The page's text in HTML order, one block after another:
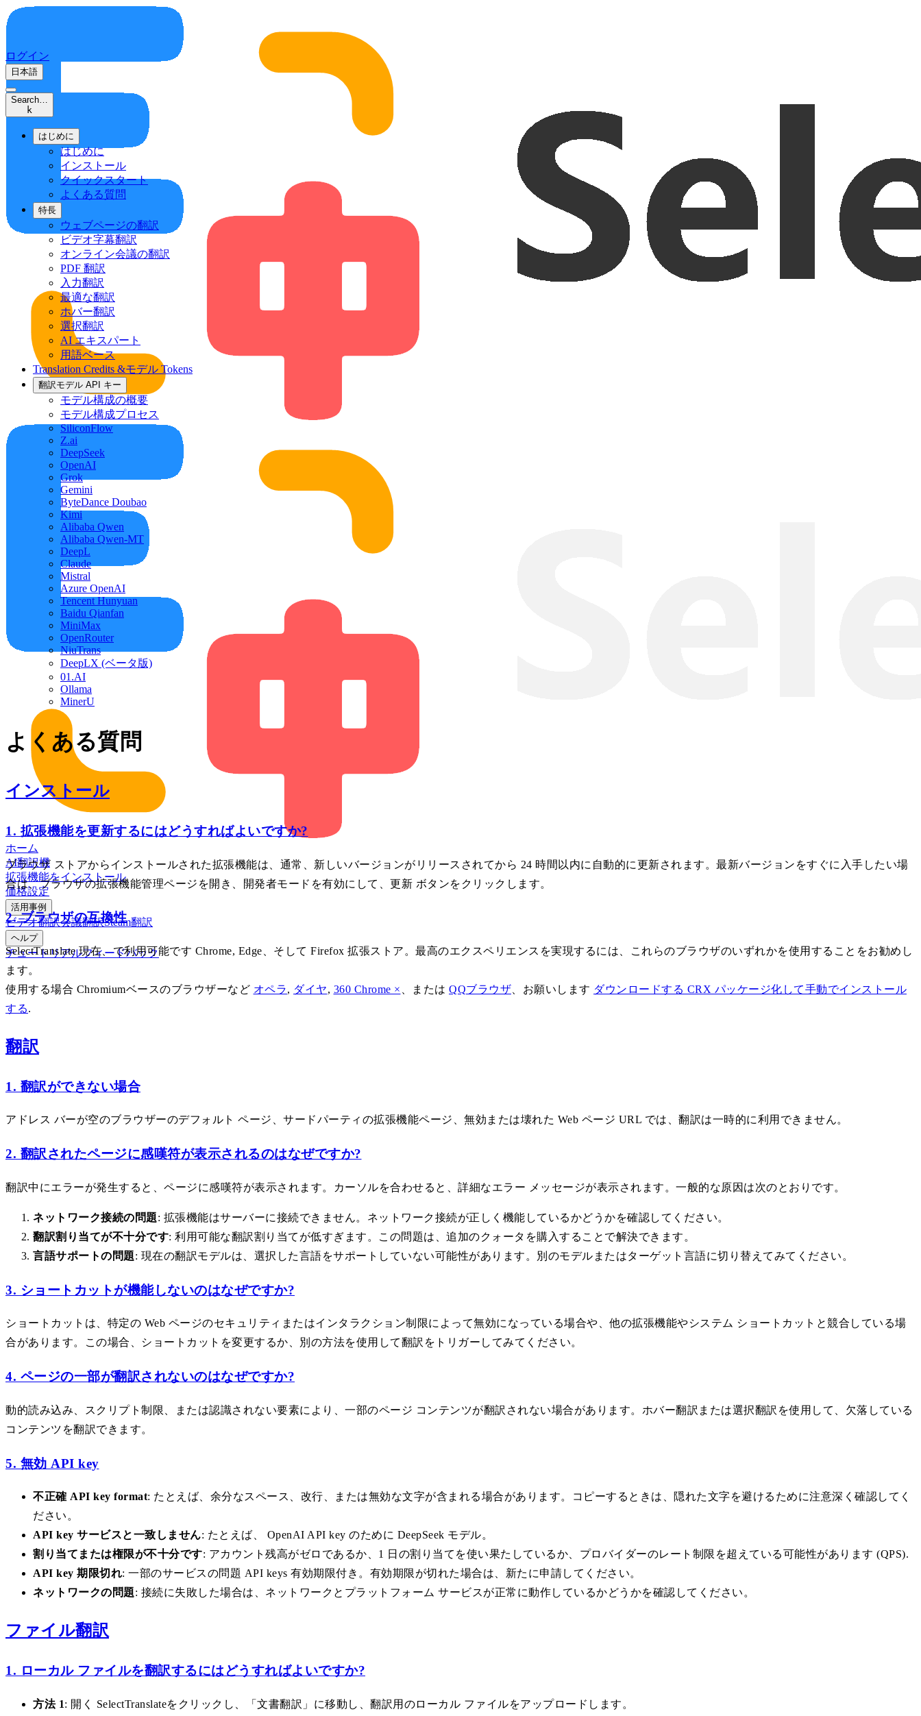
ホーム
AI翻訳機
拡張機能をインストール
価格設定
活用事例
ビデオ翻訳会議翻訳Steam翻訳
ヘルプ
チュートリアルフィードバック
ログイン
日本語
Search…
k
はじめに
はじめに
インストール
クイックスタート
よくある質問
特長
ウェブページの翻訳
ビデオ字幕翻訳
オンライン会議の翻訳
PDF 翻訳
入力翻訳
最適な翻訳
ホバー翻訳
選択翻訳
AI エキスパート
用語ベース
Translation Credits &モデル Tokens
翻訳モデル API キー
モデル構成の概要
モデル構成プロセス
SiliconFlow
Z.ai
DeepSeek
OpenAI
Grok
Gemini
ByteDance Doubao
Kimi
Alibaba Qwen
Alibaba Qwen-MT
DeepL
Claude
Mistral
Azure OpenAI
Tencent Hunyuan
Baidu Qianfan
MiniMax
OpenRouter
NiuTrans
DeepLX (ベータ版)
01.AI
Ollama
MinerU
よくある質問
インストール
1. 拡張機能を更新するにはどうすればよいですか?
ブラウザ ストアからインストールされた拡張機能は、通常、新しいバージョンがリリースされてから 24 時間以内に自動的に更新されます。最新バージョンをすぐに入手したい場
合は、ブラウザの拡張機能管理ページを開き、開発者モードを有効にして、 更新 ボタンをクリックします。
2. ブラウザの互換性
SelectTranslate 現在、で利用可能です Chrome, Edge、そして Firefox 拡張ストア。最高のエクスペリエンスを実現するには、これらのブラウザのいずれかを使用することをお勧めし
ます。
使用する場合 Chromiumベースのブラウザーなど オペラ, ダイヤ, 360 Chrome × 、または QQブラウザ 、お願いします ダウンロードする CRX パッケージ化して手動でインストール
する.
翻訳
1. 翻訳ができない場合
アドレス バーが空のブラウザーのデフォルト ページ、サードパーティの拡張機能ページ、無効または壊れた Web ページ URL では、翻訳は一時的に利用できません。
2. 翻訳されたページに感嘆符が表示されるのはなぜですか?
翻訳中にエラーが発生すると、ページに感嘆符が表示されます。カーソルを合わせると、詳細なエラー メッセージが表示されます。一般的な原因は次のとおりです。
ネットワーク接続の問題: 拡張機能はサーバーに接続できません。ネットワーク接続が正しく機能しているかどうかを確認してください。
翻訳割り当てが不十分です: 利用可能な翻訳割り当てが低すぎます。この問題は、追加のクォータを購入することで解決できます。
言語サポートの問題: 現在の翻訳モデルは、選択した言語をサポートしていない可能性があります。別のモデルまたはターゲット言語に切り替えてみてください。
3. ショートカットが機能しないのはなぜですか?
ショートカットは、特定の Web ページのセキュリティまたはインタラクション制限によって無効になっている場合や、他の拡張機能やシステム ショートカットと競合している場
合があります。この場合、ショートカットを変更するか、別の方法を使用して翻訳をトリガーしてみてください。
4. ページの一部が翻訳されないのはなぜですか?
動的読み込み、スクリプト制限、または認識されない要素により、一部のページ コンテンツが翻訳されない場合があります。ホバー翻訳または選択翻訳を使用して、欠落している
コンテンツを翻訳できます。
5. 無効 API key
不正確 API key format: たとえば、余分なスペース、改行、または無効な文字が含まれる場合があります。コピーするときは、隠れた文字を避けるために注意深く確認してく
ださい。
API key サービスと一致しません: たとえば、 OpenAI API key のために DeepSeek モデル。
割り当てまたは権限が不十分です: アカウント残高がゼロであるか、1 日の割り当てを使い果たしているか、プロバイダーのレート制限を超えている可能性があります (QPS).
API key 期限切れ: 一部のサービスの問題 API keys 有効期限付き。有効期限が切れた場合は、新たに申請してください。
ネットワークの問題: 接続に失敗した場合は、ネットワークとプラットフォーム サービスが正常に動作しているかどうかを確認してください。
ファイル翻訳
1. ローカル ファイルを翻訳するにはどうすればよいですか?
方法 1: 開く SelectTranslateをクリックし、「文書翻訳」に移動し、翻訳用のローカル ファイルをアップロードします。